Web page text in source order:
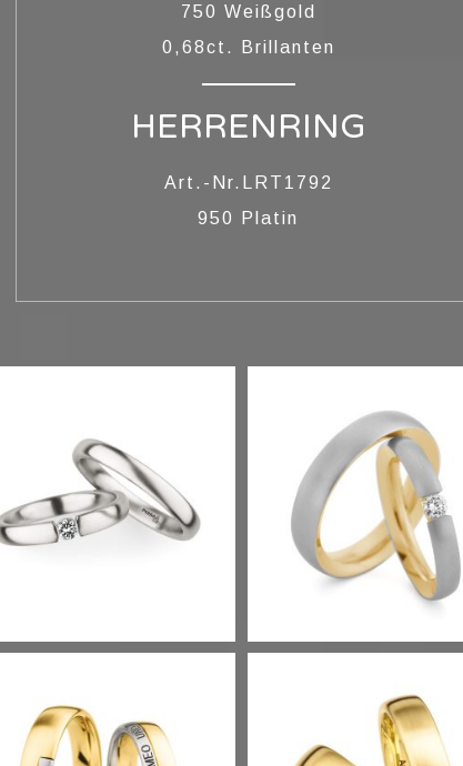
750 Weißgold
0,68ct. Brillanten
HERRENRING
Art.-Nr.LRT1792
950 Platin